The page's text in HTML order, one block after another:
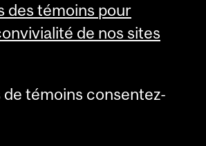
Santé
du
Association médicale
canadienne
Association canadienne
(CARMS)
des témoins pour
de nos sites
de témoins consentez-